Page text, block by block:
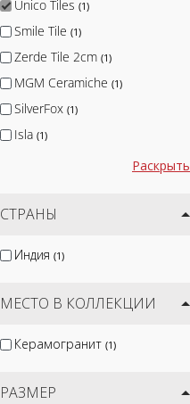
Unico Tiles (1)
Smile Tile (1)
Zerde Tile 2cm (1)
MGM Ceramiche (1)
SilverFox (1)
Isla (1)
Protiles
Kirovit (2)
Раскрыть
СТРАНЫ
Индия (1)
МЕСТО В КОЛЛЕКЦИИ
Керамогранит (1)
РАЗМЕР